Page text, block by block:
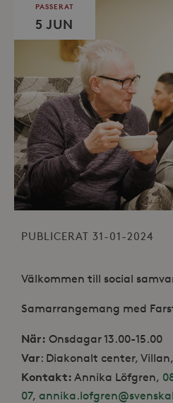
PASSERAT
5 JUN
PUBLICERAT 31-01-2024
Välkommen till social
Samarrangemang med
När: Onsdagar 13.00-15.00
Var: Diakonalt center,
Kontakt: Annika Löfgren,
07,